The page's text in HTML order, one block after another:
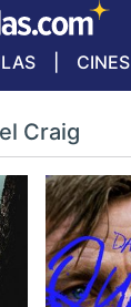
CINES
Craig